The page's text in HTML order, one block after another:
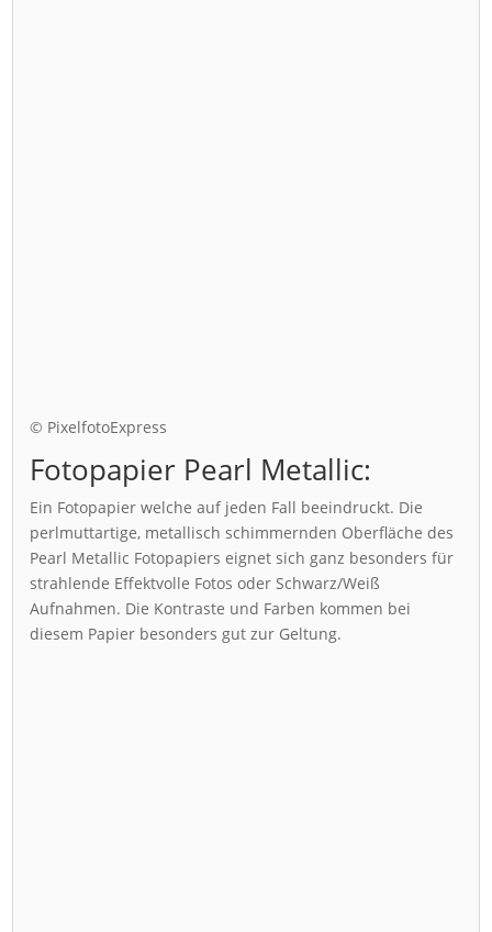
© PixelfotoExpress
Fotopapier Pearl Metallic:
Ein Fotopapier welche auf jeden Fall beeindruckt. Die
perlmuttartige, metallisch schimmernden Oberfläche des
Pearl Metallic Fotopapiers eignet sich ganz besonders für
strahlende Effektvolle Fotos oder Schwarz/Weiß
Aufnahmen. Die Kontraste und Farben kommen bei
diesem Papier besonders gut zur Geltung.